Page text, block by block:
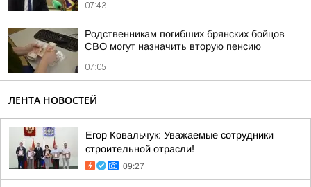
07:43
Родственникам погибших брянских бойцов
СВО могут назначить вторую пенсию
07:05
ЛЕНТА НОВОСТЕЙ
Егор Ковальчук: Уважаемые сотрудники
строительной отрасли!
09:27